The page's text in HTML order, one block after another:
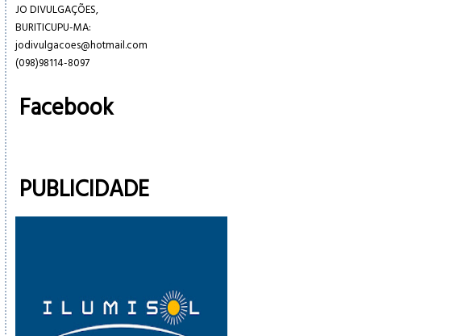
JO DIVULGAÇÕES,
BURITICUPU-MA:
jodivulgacoes@hotmail.com
(098)98114-8097
Facebook
PUBLICIDADE